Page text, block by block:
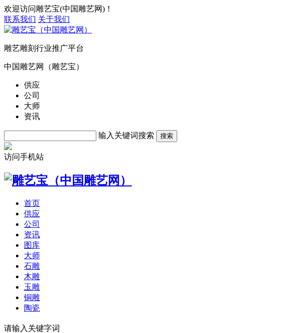
欢迎访问雕艺宝(中国雕艺网)！
联系我们 关于我们
雕艺雕刻行业推广平台
中国雕艺网（雕艺宝）
供应
公司
大师
资讯
输入关键词搜索 搜索
访问手机站
首页
供应
公司
资讯
图库
大师
石雕
木雕
玉雕
铜雕
陶瓷
请输入关键字词